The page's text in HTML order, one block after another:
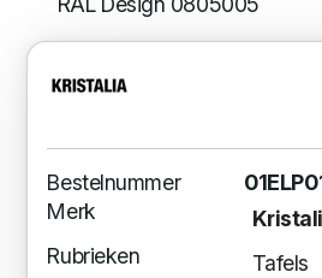
Bestelnummer
Merk
Rubrieken
Tafels